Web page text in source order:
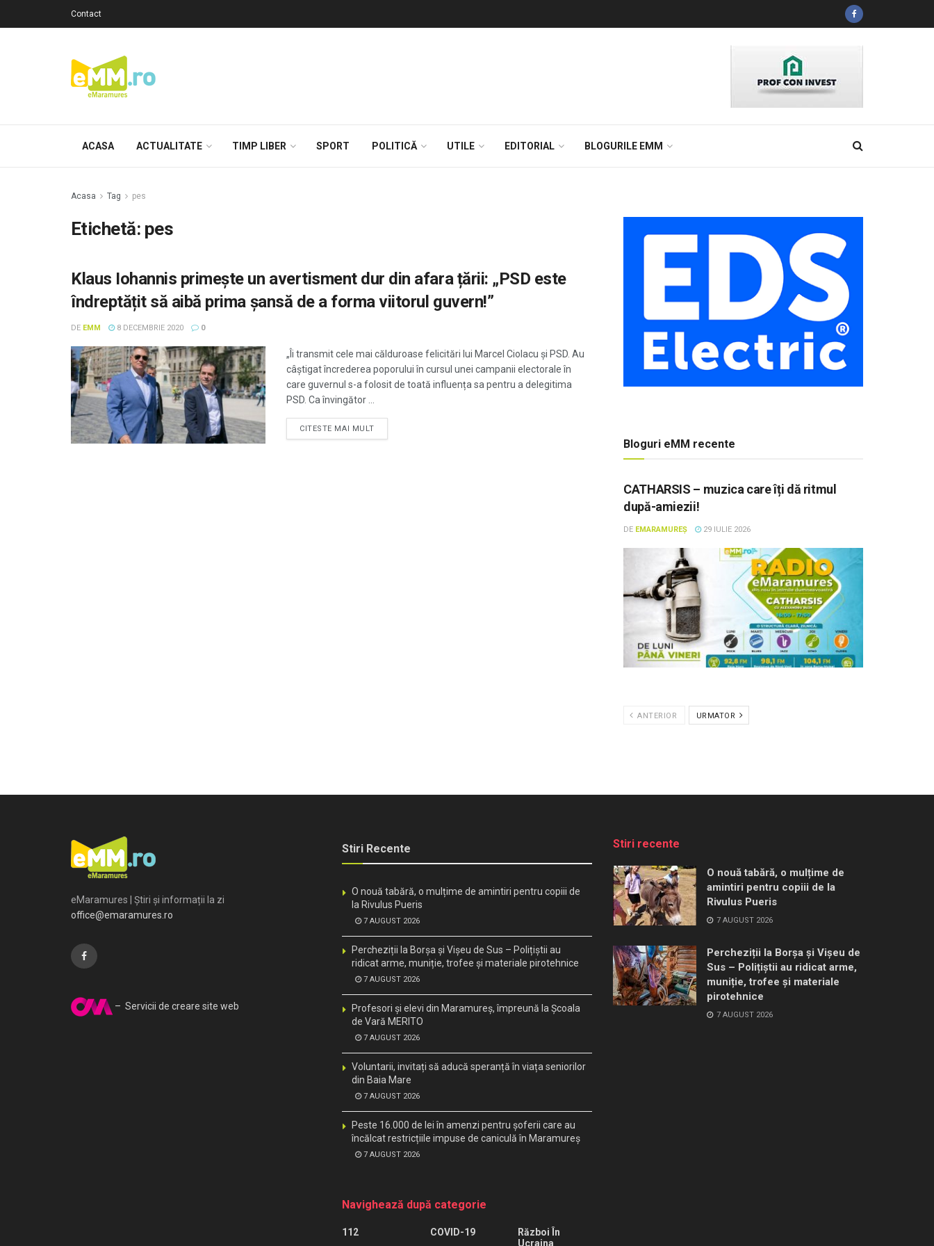
Contact
ACASA ACTUALITATE TIMP LIBER SPORT POLITICĂ UTILE EDITORIAL BLOGURILE EMM
Acasa Tag pes
Etichetă: pes
Klaus Iohannis primește un avertisment dur din afara țării: „PSD este
îndreptățit să aibă prima șansă de a forma viitorul guvern!”
DE EMM 8 DECEMBRIE 2020 0
„Îi transmit cele mai călduroase felicitări lui Marcel Ciolacu și PSD. Au
câștigat încrederea poporului în cursul unei campanii electorale în
care guvernul s-a folosit de toată influența sa pentru a delegitima
PSD. Ca învingător ...
CITESTE MAI MULT
Bloguri eMM recente
CATHARSIS – muzica care îți dă ritmul
după-amiezii!
DE EMARAMUREȘ 29 IULIE 2026
ANTERIOR URMATOR
eMaramures | Știri și informații la zi
office@emaramures.ro
– Servicii de creare site web
Stiri Recente
O nouă tabără, o mulțime de amintiri pentru copiii de
la Rivulus Pueris
7 AUGUST 2026
Percheziții la Borșa și Vișeu de Sus – Polițiștii au
ridicat arme, muniție, trofee și materiale pirotehnice
7 AUGUST 2026
Profesori și elevi din Maramureș, împreună la Școala
de Vară MERITO
7 AUGUST 2026
Voluntarii, invitați să aducă speranță în viața seniorilor
din Baia Mare
7 AUGUST 2026
Peste 16.000 de lei în amenzi pentru șoferii care au
încălcat restricțiile impuse de caniculă în Maramureș
7 AUGUST 2026
Navighează după categorie
112
COVID-19
Război În
Ucraina
Stiri recente
O nouă tabără, o mulțime de
amintiri pentru copiii de la
Rivulus Pueris
7 AUGUST 2026
Percheziții la Borșa și Vișeu de
Sus – Polițiștii au ridicat arme,
muniție, trofee și materiale
pirotehnice
7 AUGUST 2026